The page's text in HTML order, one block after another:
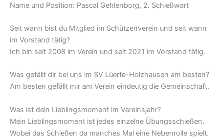
Name und Position: Pascal Gehlenborg, 2. Schießwart
Seit wann bist du Mitglied im Schützenverein und seit wann
im Vorstand tätig?
Ich bin seit 2008 im Verein und seit 2021 im Vorstand tätig.
Was gefällt dir bei uns im SV Lüerte-Holzhausen am besten?
Am besten gefällt mir am Verein eindeutig die Gemeinschaft.
Was ist dein Lieblingsmoment im Vereinsjahr?
Mein Lieblingsmoment ist jedes einzelne Übungsschießen.
Wobei das Schießen da manches Mal eine Nebenrolle spielt.